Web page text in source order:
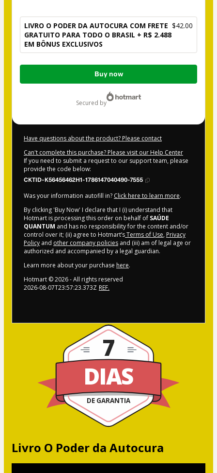
LIVRO O PODER DA AUTOCURA COM FRETE
GRATUITO PARA TODO O BRASIL + R$ 2.488
EM BÔNUS EXCLUSIVOS
$42.00
Total
Buy now
secured by
Have questions about the product? Please contact
Can't complete this purchase? Please visit our Help Center
If you need to submit a request to our support team, please
provide the code below:
CKTID-K56456462H1-1786147040490-7555
Was your information autofill in? Click here to learn more.
By clicking 'Buy Now' I declare that I (i) understand that
Hotmart is processing this order on behalf of SAÚDE
QUANTUM and has no responsibility for the content and/or
control over it; (ii) agree to Hotmart’sTerms of Use, Privacy
Policy and other company policies and (iii) am of legal age or
authorized and accompanied by a legal guardian.
Learn more about your purchase here.
Hotmart ©2026- All rights reserved
2026-08-07T23:57:23.373Z REF.
DIAS
DE GARANTIA
7
Livro O Poder da Autocura